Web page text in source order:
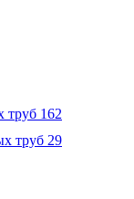
труб 162
труб 29